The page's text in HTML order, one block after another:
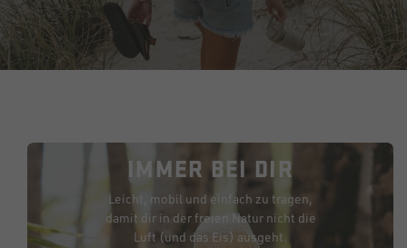
IMMER BEI DIR
Leicht, mobil und einfach zu tragen,
damit dir in der freien Natur nicht die
Luft (und das Eis) ausgeht.